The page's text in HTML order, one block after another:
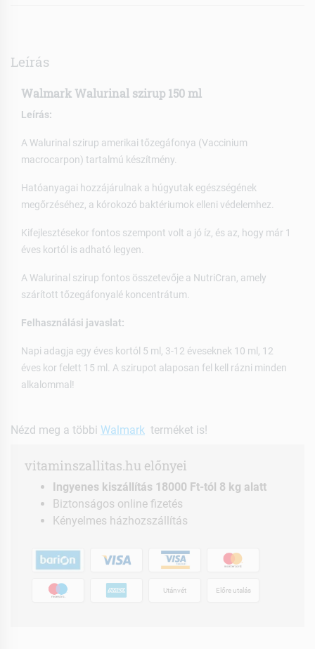
Leírás
Walmark Walurinal szirup 150 ml
Leírás:
A Walurinal szirup amerikai tőzegáfonya (Vaccinium
macrocarpon) tartalmú készítmény.
Hatóanyagai hozzájárulnak a húgyutak egészségének
megőrzéséhez, a kórokozó baktériumok elleni védelemhez.
Kifejlesztésekor fontos szempont volt a jó íz, és az, hogy már 1
éves kortól is adható legyen.
A Walurinal szirup fontos összetevője a NutriCran, amely
szárított tőzegáfonyalé koncentrátum.
Felhasználási javaslat:
Napi adagja egy éves kortól 5 ml, 3-12 éveseknek 10 ml, 12
éves kor felett 15 ml. A szirupot alaposan fel kell rázni minden
alkalommal!
Nézd meg a többi Walmark terméket is!
vitaminszallitas.hu előnyei
Ingyenes kiszállítás 18000 Ft-tól 8 kg alatt
Biztonságos online fizetés
Kényelmes házhozszállítás
Utánvét Előre utalás